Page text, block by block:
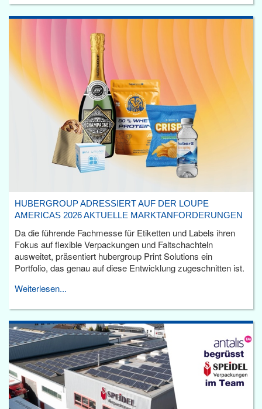
HUBERGROUP ADRESSIERT AUF DER LOUPE
AMERICAS 2026 AKTUELLE MARKTANFORDERUNGEN
Da die führende Fachmesse für Etiketten und Labels ihren
Fokus auf flexible Verpackungen und Faltschachteln
ausweitet, präsentiert hubergroup Print Solutions ein
Portfolio, das genau auf diese Entwicklung zugeschnitten ist.
Weiterlesen...